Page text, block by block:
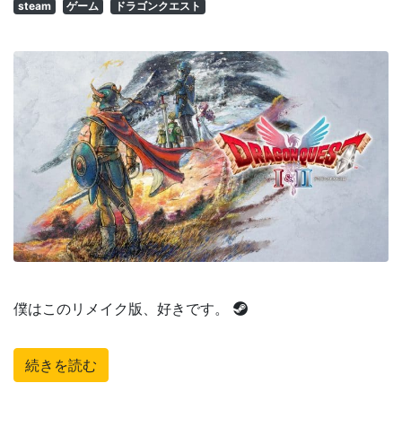
steam ゲーム ドラゴンクエスト
僕はこのリメイク版、好きです。
続きを読む